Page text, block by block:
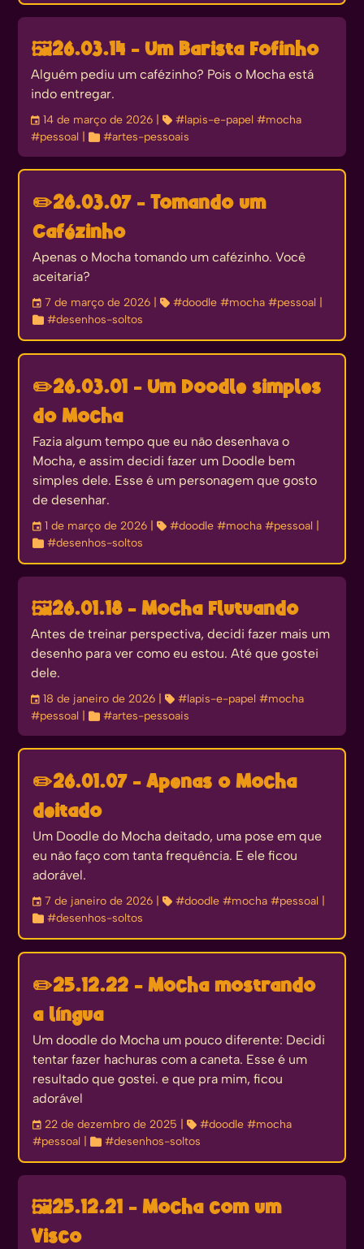
🖼️26.03.14 - Um Barista Fofinho
Alguém pediu um cafézinho? Pois o Mocha está
indo entregar.
󰃭 14 de março de 2026 | #lapis-e-papel #mocha
#pessoal
| #artes-pessoais
✏️26.03.07 - Tomando um
Cafézinho
Apenas o Mocha tomando um cafézinho. Você
aceitaria?
󰃭 7 de março de 2026 | #doodle #mocha #pessoal
#desenhos-soltos
✏️26.03.01 - Um Doodle simples
do Mocha
Fazia algum tempo que eu não desenhava o
Mocha, e assim decidi fazer um Doodle bem
simples dele. Esse é um personagem que gosto
de desenhar.
󰃭 1 de março de 2026 | #doodle #mocha #pessoal
#desenhos-soltos
🖼️26.01.18 - Mocha Flutuando
Antes de treinar perspectiva, decidi fazer mais um
desenho para ver como eu estou. Até que gostei
dele.
󰃭18 de janeiro de 2026 | #lapis-e-papel #mocha
#pessoal
| #artes-pessoais
✏️26.01.07 - Apenas o Mocha
deitado
Um Doodle do Mocha deitado, uma pose em que
eu não faço com tanta frequência. E ele ficou
adorável.
󰃭7 de janeiro de 2026 | #doodle #mocha #pessoal
#desenhos-soltos
✏️25.12.22 - Mocha mostrando
a língua
Um doodle do Mocha um pouco diferente: Decidi
tentar fazer hachuras com a caneta. Esse é um
resultado que gostei. e que pra mim, ficou
adorável
󰃭 22 de dezembro de 2025 | #doodle #mocha
#pessoal
| #desenhos-soltos
🖼️25.12.21 - Mocha com um
Visco